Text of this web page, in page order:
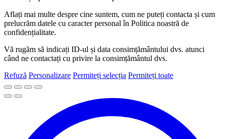
Aflați mai multe despre cine suntem, cum ne puteți contacta și cum
prelucrăm datele cu caracter personal în Politica noastră de
confidențialitate.
Vă rugăm să indicați ID-ul și data consimțământului dvs. atunci
când ne contactați cu privire la consimțământul dvs.
Refuză Personalizare Permiteți selecția Permiteți toate